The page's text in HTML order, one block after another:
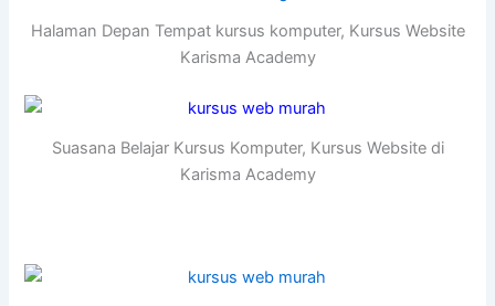
Halaman Depan Tempat kursus komputer, Kursus Website
Karisma Academy
Suasana Belajar Kursus Komputer, Kursus Website di
Karisma Academy